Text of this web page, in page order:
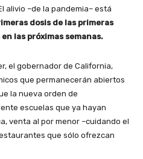
alivio –de la pandemia– está
dosis de las primeras
las próximas semanas.
el gobernador de California,
que permanecerán abiertos
la nueva orden de
escuelas que ya hayan
venta al por menor –cuidando el
que sólo ofrezcan